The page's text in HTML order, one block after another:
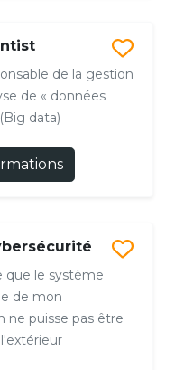
de la gestion
de « données
data)
que le système
de mon
ne puisse pas être